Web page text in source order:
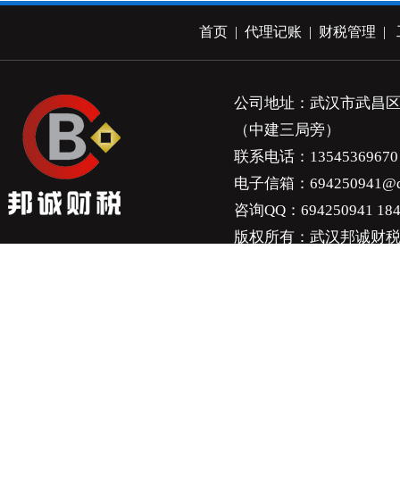
首页 | 代理记账 | 财税管理 |
公司地址：武汉市武昌
（中建三局旁）
联系电话：
电子信箱：
咨询QQ：694250941
版权所有：武汉邦诚财